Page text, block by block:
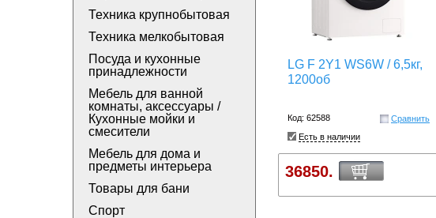
Техника крупнобытовая
Техника мелкобытовая
Посуда и кухонные
принадлежности
Мебель для ванной
комнаты, аксессуары /
Кухонные мойки и
смесители
Мебель для дома и
предметы интерьера
Товары для бани
Спорт
LG F 2Y1 WS6W / 6,5кг,
1200об
Код: 62588
Сравнить
Есть в наличии
36850.